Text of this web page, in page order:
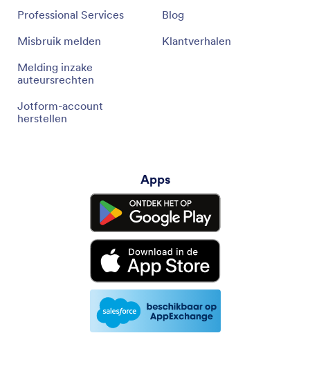
Professional Services
Misbruik melden
Melding inzake
auteursrechten
Jotform-account
herstellen
Blog
Klantverhalen
Apps